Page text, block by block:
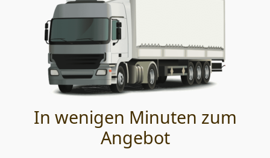
In wenigen Minuten zum
Angebot